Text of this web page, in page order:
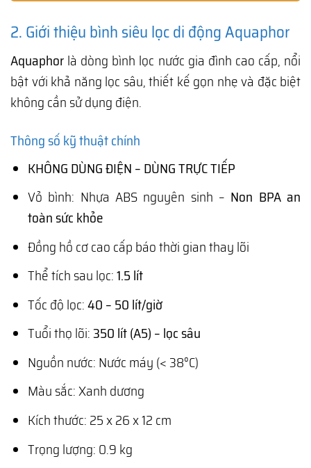
2. Giới thiệu bình siêu lọc di động Aquaphor
Aquaphor là dòng bình lọc nước gia đình cao cấp, nổi
bật với khả năng lọc sâu, thiết kế gọn nhẹ và đặc biệt
không cần sử dụng điện.
Thông số kỹ thuật chính
KHÔNG DÙNG ĐIỆN – DÙNG TRỰC TIẾP
Vỏ bình: Nhựa ABS nguyên sinh – Non BPA an
toàn sức khỏe
Đồng hồ cơ cao cấp báo thời gian thay lõi
Thể tích sau lọc:1.5 lít
Tốc độ lọc:40 – 50 lít/giờ
Tuổi thọ lõi:350 lít (A5) – lọc sâu
Nguồn nước: Nước máy (< 38°C)
Màu sắc: Xanh dương
Kích thước: 25 x 26 x 12 cm
Trọng lượng: 0.9 kg